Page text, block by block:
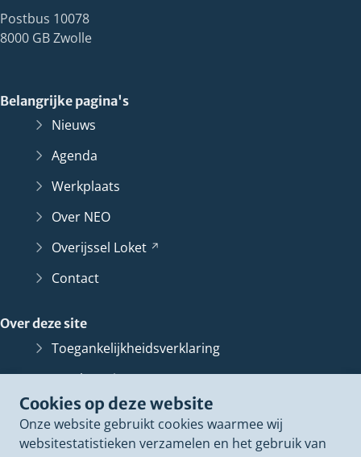
Cookies op deze website
Onze website gebruikt cookies waarmee wij
websitestatistieken verzamelen en het gebruik van
Postbus 10078
8000 GB Zwolle
Belangrijke pagina's
Nieuws
Agenda
Werkplaats
Over NEO
Overijssel Loket
Contact
Over deze site
Toegankelijkheidsverklaring
Bescherming persoonsgegevens
Informatiebeveiliging
Proclaimer